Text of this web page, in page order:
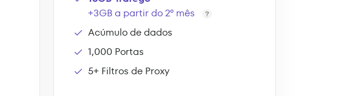
+3GB a partir do 2º mês
Acúmulo de dados
1,000 Portas
5+ Filtros de Proxy